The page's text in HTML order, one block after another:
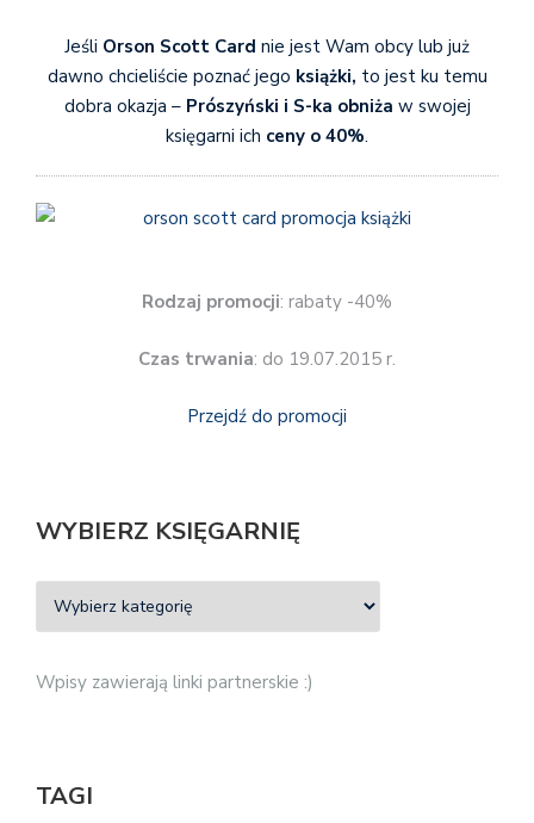
Jeśli Orson Scott Card nie jest Wam obcy lub już
dawno chcieliście poznać jego książki, to jest ku temu
dobra okazja – Prószyński i S-ka obniża w swojej
księgarni ich ceny o 40%.
Rodzaj promocji: rabaty -40%
Czas trwania: do 19.07.2015 r.
Przejdź do promocji
WYBIERZ KSIĘGARNIĘ
Wpisy zawierają linki partnerskie :)
TAGI